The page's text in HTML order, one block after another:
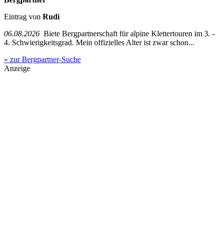
Eintrag von Rudi
06.08.2026 Biete Bergpartnerschaft für alpine Klettertouren im 3. -
4. Schwierigkeitsgrad. Mein offizielles Alter ist zwar schon...
» zur Bergpartner-Suche
Anzeige